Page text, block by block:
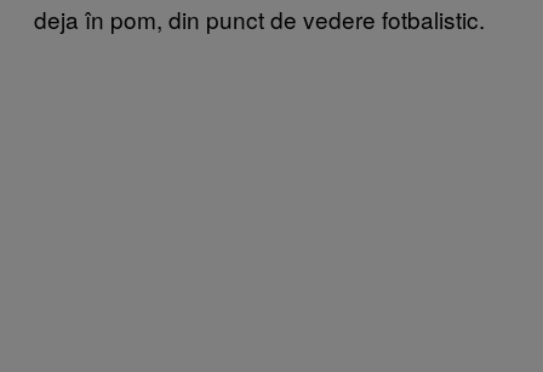
deja în pom, din punct de vedere fotbalistic.